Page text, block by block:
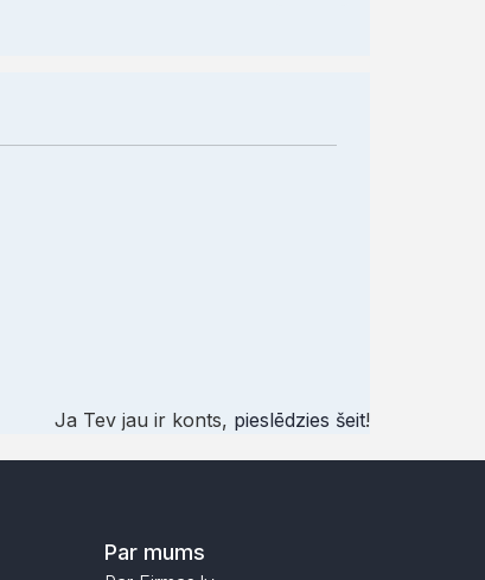
Ja Tev jau ir konts, pieslēdzies šeit!
Par mums